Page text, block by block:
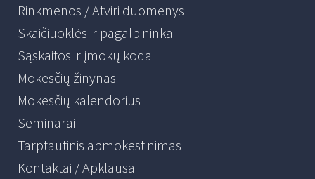
Rinkmenos / Atviri duomenys
Skaičiuoklės ir pagalbininkai
Sąskaitos ir įmokų kodai
Mokesčių žinynas
Mokesčių kalendorius
Seminarai
Tarptautinis apmokestinimas
Kontaktai / Apklausa